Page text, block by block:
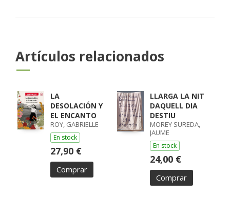
Artículos relacionados
LA
DESOLACIÓN Y
EL ENCANTO
ROY, GABRIELLE
En stock
27,90 €
Comprar
LLARGA LA NIT
DAQUELL DIA
DESTIU
MOREY SUREDA,
JAUME
En stock
24,00 €
Comprar